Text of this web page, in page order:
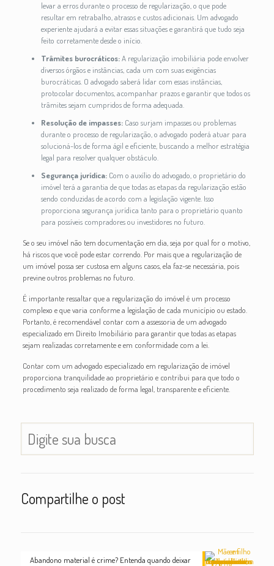
levar a erros durante o processo de regularização, o que pode
resultar em retrabalho, atrasos e custos adicionais. Um advogado
experiente ajudará a evitar essas situações e garantirá que tudo seja
feito corretamente desde o início.
Trâmites burocráticos:A regularização imobiliária pode envolver
diversos órgãos e instâncias, cada um com suas exigências
burocráticas. O advogado saberá lidar com essas instâncias,
protocolar documentos, acompanhar prazos e garantir que todos os
trâmites sejam cumpridos de forma adequada.
Resolução de impasses: Caso surjam impasses ou problemas
durante o processo de regularização, o advogado poderá atuar para
solucioná-los de forma ágil e eficiente, buscando a melhor estratégia
legal para resolver qualquer obstáculo.
Segurança jurídica: Com o auxílio do advogado, o proprietário do
imóvel terá a garantia de que todas as etapas da regularização estão
sendo conduzidas de acordo com a legislação vigente. Isso
proporciona segurança jurídica tanto para o proprietário quanto
para possíveis compradores ou investidores no futuro.
Se o seu imóvel não tem documentação em dia, seja por qual for o motivo,
há riscos que você pode estar correndo. Por mais que a regularização de
um imóvel possa ser custosa em alguns casos, ela faz-se necessária, pois
previne outros problemas no futuro.
É importante ressaltar que a regularização do imóvel é um processo
complexo e que varia conforme a legislação de cada município ou estado.
Portanto, é recomendável contar com a assessoria de um advogado
especializado em Direito Imobiliário para garantir que todas as etapas
sejam realizadas corretamente e em conformidade com a lei.
Contar com um advogado especializado em regularização de imóvel
proporciona tranquilidade ao proprietário e contribui para que todo o
procedimento seja realizado de forma legal, transparente e eficiente.
Compartilhe o post
Abandono material é crime? Entenda quando deixar